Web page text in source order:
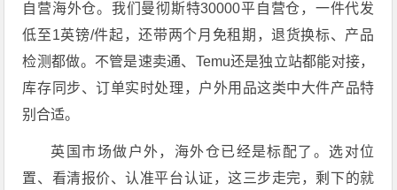
自营海外仓。我们曼彻斯特30000平自营仓，一件代发
低至1英镑/件起，还带两个月免租期，退货换标、产品
检测都做。不管是速卖通、Temu还是独立站都能对接，
库存同步、订单实时处理，户外用品这类中大件产品特
别合适。
英国市场做户外，海外仓已经是标配了。选对位
置、看清报价、认准平台认证，这三步走完，剩下的就